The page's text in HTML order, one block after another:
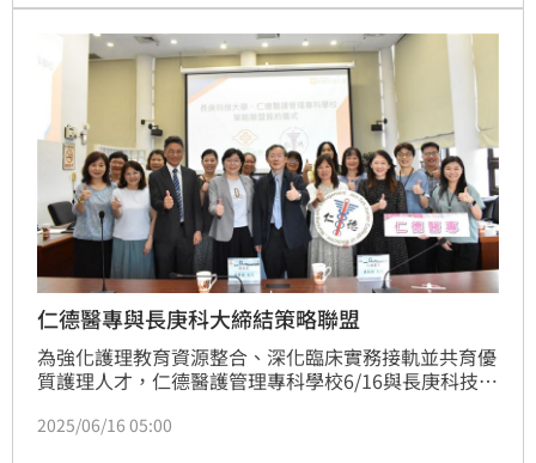
達標獎勵」已於本月19日撥付醫院，共計5.47億元。不
過，值得注意的是，其中包括雙和醫院等27家醫院為
「0獎勵」。（記者：簡浩正）
仁德醫專與長庚科大締結策略聯盟
為強化護理教育資源整合、深化臨床實務接軌並共育優
質護理人才，仁德醫護管理專科學校6/16與長庚科技大
見證，展現產官學合作的決心
2025/06/16 05:00